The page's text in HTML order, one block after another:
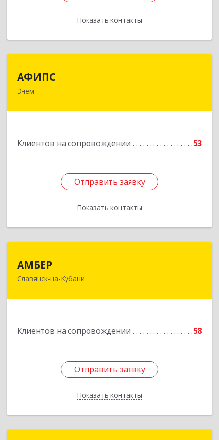
Показать контакты
Назад
АФИПС
Энем
Клиентов на сопровождении 53
Отправить заявку
Показать контакты
385132, Адыгея Респ, Тахтамукайский р-н, Энем
Отправить заявку
Назад
АМБЕР
Славянск-на-Кубани
Клиентов на сопровождении 58
Отправить заявку
Показать контакты
353562, Краснодарский край, Славянский р-н,
Отправить заявку
Назад